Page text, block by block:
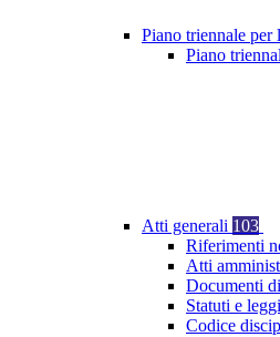
Piano triennale per
Piano
Atti generali 103
Riferimenti
Atti
Documenti
Statuti e
Codice